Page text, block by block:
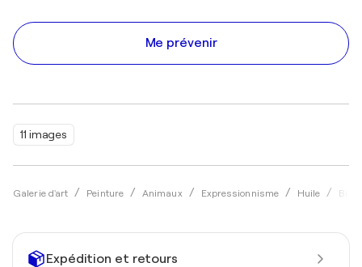
11 images
Galerie d'art Peinture Animaux Expressionnisme Huile
Me prévenir
Expédition et retours